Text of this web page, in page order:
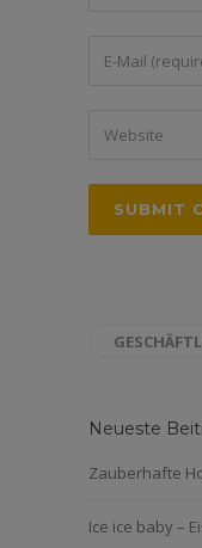
Neueste
Zauberhafte
Ice ice baby –